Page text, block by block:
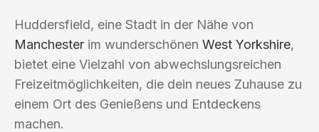
Huddersfield, eine Stadt in der Nähe von
Manchester im wunderschönen West Yorkshire,
bietet eine Vielzahl von abwechslungsreichen
Freizeitmöglichkeiten, die dein neues Zuhause zu
einem Ort des Genießens und Entdeckens
machen.